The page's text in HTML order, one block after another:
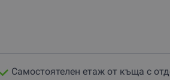
Самостоятелен етаж от къща с